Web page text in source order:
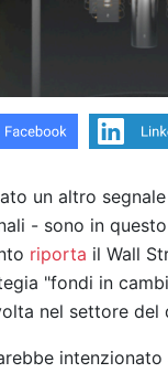
un altro
- sono in
riporta il Wall
"fondi in
nel settore del